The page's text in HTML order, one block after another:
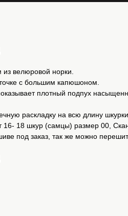
велюровой норки⁣⁣.
с большим капюшоном.
плотный подпух
раскладку на всю длину
16- 18 шкур (самцы) размер 00,
под заказ, так же можно